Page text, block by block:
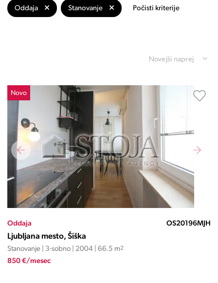
Oddaja Stanovanje Počisti kriterije
Novejši naprej
Novo
Oddaja OS20196MJH
Ljubljana mesto, Šiška
Stanovanje | 3-sobno | 2004 | 66.5 m2
850 €/mesec